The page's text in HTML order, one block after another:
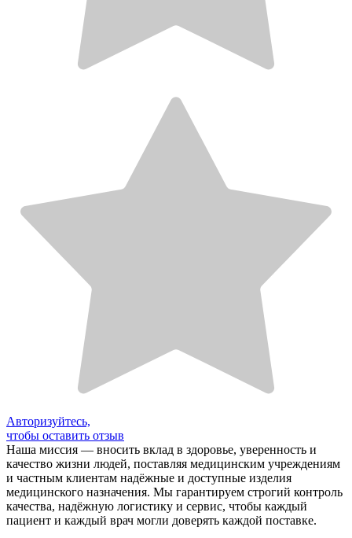
Авторизуйтесь,
чтобы оставить отзыв
Наша миссия — вносить вклад в здоровье, уверенность и
качество жизни людей, поставляя медицинским учреждениям
и частным клиентам надёжные и доступные изделия
медицинского назначения. Мы гарантируем строгий контроль
качества, надёжную логистику и сервис, чтобы каждый
пациент и каждый врач могли доверять каждой поставке.